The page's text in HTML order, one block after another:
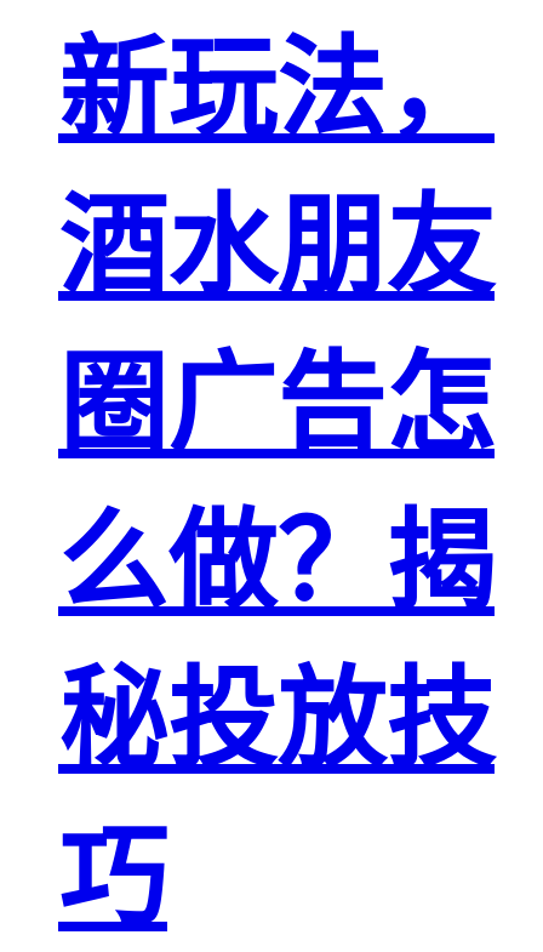
新玩法，
酒水朋友
圈广告怎
么做？揭
秘投放技
巧